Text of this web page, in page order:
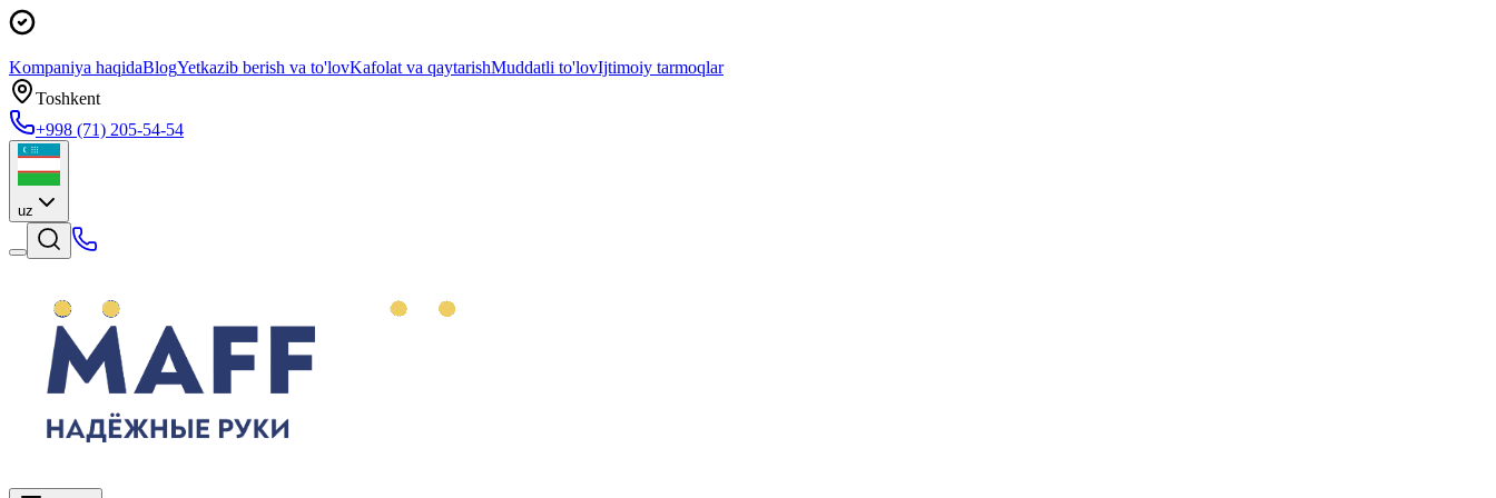
Kompaniya haqidaBlogYetkazib berish va to'lovKafolat va qaytarishMuddatli to'lovIjtimoiy tarmoqlar
Toshkent
+998 (71) 205-54-54
uz